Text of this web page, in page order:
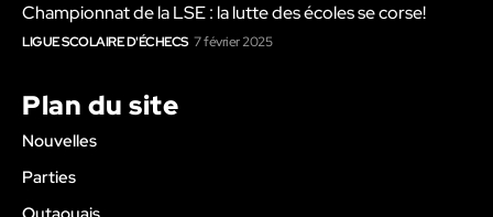
Championnat de la LSE : la lutte des écoles se corse!
LIGUE SCOLAIRE D'ÉCHECS 7 février 2025
Plan du site
Nouvelles
Parties